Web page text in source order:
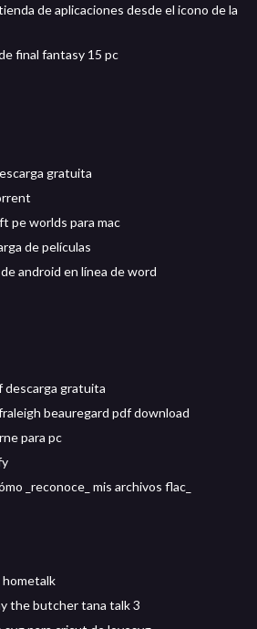
de aplicaciones desde el icono de la
final fantasy 15 pc
gratuita
pe worlds para mac
de películas
android en línea de word
descarga gratuita
beauregard pdf download
para pc
_reconoce_ mis archivos flac_
hometalk
the butcher tana talk 3